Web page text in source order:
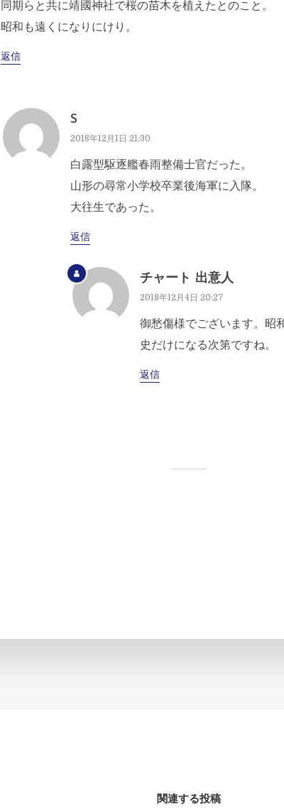
同期らと共に靖國神社で桜の苗木を植えたとのこと。
昭和も遠くになりにけり。
返信
S
2018年12月1日 21:30
白露型駆逐艦春雨整備士官だった。
山形の尋常小学校卒業後海軍に入隊。
大往生であった。
返信
チャート 出意人
2018年12月4日 20:27
御愁傷様でございます。昭
史だけになる次第ですね。
返信
関連する投稿